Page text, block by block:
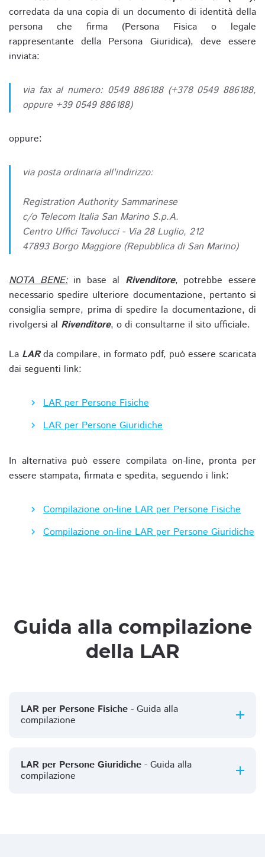
corredata da una copia di un documento di identità della
persona che firma (Persona Fisica o legale
rappresentante della Persona Giuridica), deve essere
inviata:
via fax al numero: 0549 886188 (+378 0549 886188,
oppure +39 0549 886188)
oppure:
via posta ordinaria all'indirizzo:
Registration Authority Sammarinese
c/o Telecom Italia San Marino S.p.A.
Centro Uffici Tavolucci - Via 28 Luglio, 212
47893 Borgo Maggiore (Repubblica di San Marino)
NOTA BENE:in base al Rivenditore, potrebbe essere
necessario spedire ulteriore documentazione, pertanto si
consiglia sempre, prima di spedire la documentazione, di
rivolgersi al Rivenditore, o di consultarne il sito ufficiale.
La LARda compilare, in formato pdf, può essere scaricata
dai seguenti link:
LAR per Persone Fisiche
LAR per Persone Giuridiche
In alternativa può essere compilata on-line, pronta per
essere stampata, firmata e spedita, seguendo i link:
Compilazione on-line LAR per Persone Fisiche
Compilazione on-line LAR per Persone Giuridiche
Guida alla compilazione
della LAR
LAR per Persone Fisiche - Guida alla
compilazione
LAR per Persone Giuridiche - Guida alla
compilazione